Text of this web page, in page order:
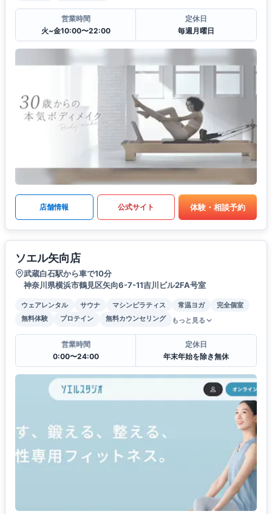
営業時間
火~金10:00〜22:00
定休日
毎週月曜日
店舗情報 公式サイト 体験・相談予約
ソエル矢向店
武蔵白石駅から車で10分
神奈川県横浜市鶴見区矢向6-7-11吉川ビル2FA号室
ウェアレンタル サウナ マシンピラティス 常温ヨガ
完全個室
無料体験
プロテイン 無料カウンセリング もっと見る
営業時間
0:00〜24:00
定休日
年末年始を除き無休